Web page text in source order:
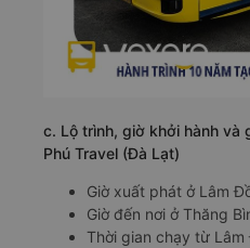
c. Lộ trình, giờ khởi hành và
Phú Travel (Đà Lạt)
Giờ xuất phát ở Lâm
Giờ đến nơi ở Thăng
Thời gian chạy từ